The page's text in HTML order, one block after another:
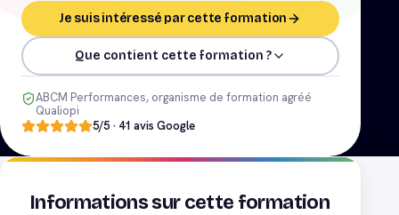
Je suis intéressé par cette formation
Que contient cette formation ?
ABCM Performances, organisme de formation agréé
Qualiopi
5/5 · 41 avis Google
Informations sur cette formation